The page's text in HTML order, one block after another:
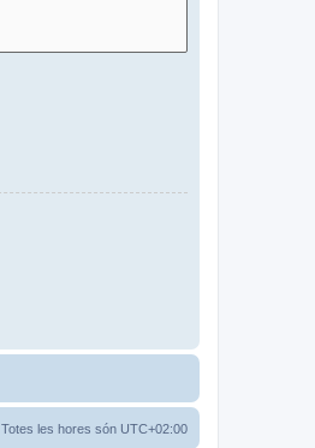
Totes les hores són UTC+02:00